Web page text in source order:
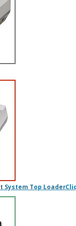
System Top Loader